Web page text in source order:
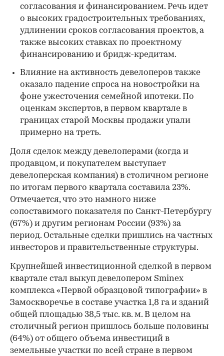
согласования и финансированием. Речь идет
о высоких градостроительных требованиях,
удлинении сроков согласования проектов, а
также высоких ставках по проектному
финансированию и бридж-кредитам.
Влияние на активность девелоперов также
оказало падение спроса на новостройки на
фоне ужесточения семейной ипотеки. По
оценкам экспертов, в первом квартале в
границах старой Москвы продажи упали
примерно на треть.
Доля сделок между девелоперами (когда и
продавцом, и покупателем выступает
девелоперская компания) в столичном регионе
по итогам первого квартала составила 23%.
Отмечается, что это намного ниже
сопоставимого показателя по Санкт-Петербургу
(67%) и другим регионам России (93%) за
период. Остальные сделки пришлись на частных
инвесторов и правительственные структуры.
Крупнейшей инвестиционной сделкой в первом
квартале стал выкуп девелопером Sminex
комплекса «Первой образцовой типографии» в
Замоскворечье в составе участка 1,8 га и зданий
общей площадью 38,5 тыс. кв. м. В целом на
столичный регион пришлось больше половины
(64%) от общего объема инвестиций в
земельные участки по всей стране в первом